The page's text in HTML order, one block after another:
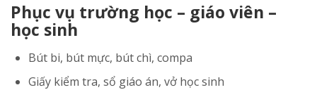
Phục vụ trường học – giáo viên –
học sinh
Bút bi, bút mực, bút chì, compa
Giấy kiểm tra, sổ giáo án, vở học sinh